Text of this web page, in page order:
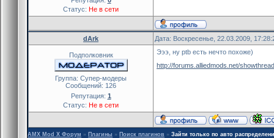
Статус: Не в сети
dArk Дата: Воскресенье, 22.03.2009,
Подполковник
Группа: Cупер-модеры
Сообщений: 126
Репутация: 1
Статус: Не в сети
Эээ, ну ptb есть нечто похоже)
http://forums.alliedmods.net/
AMX Mod X Форум » Плагины » Поиск плагинов » Зайти только по авто